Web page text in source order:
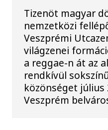
Tizenöt magyar
nemzetközi
Veszprémi
világzenei
a reggae-n át az
rendkívül
közönséget július
Veszprém